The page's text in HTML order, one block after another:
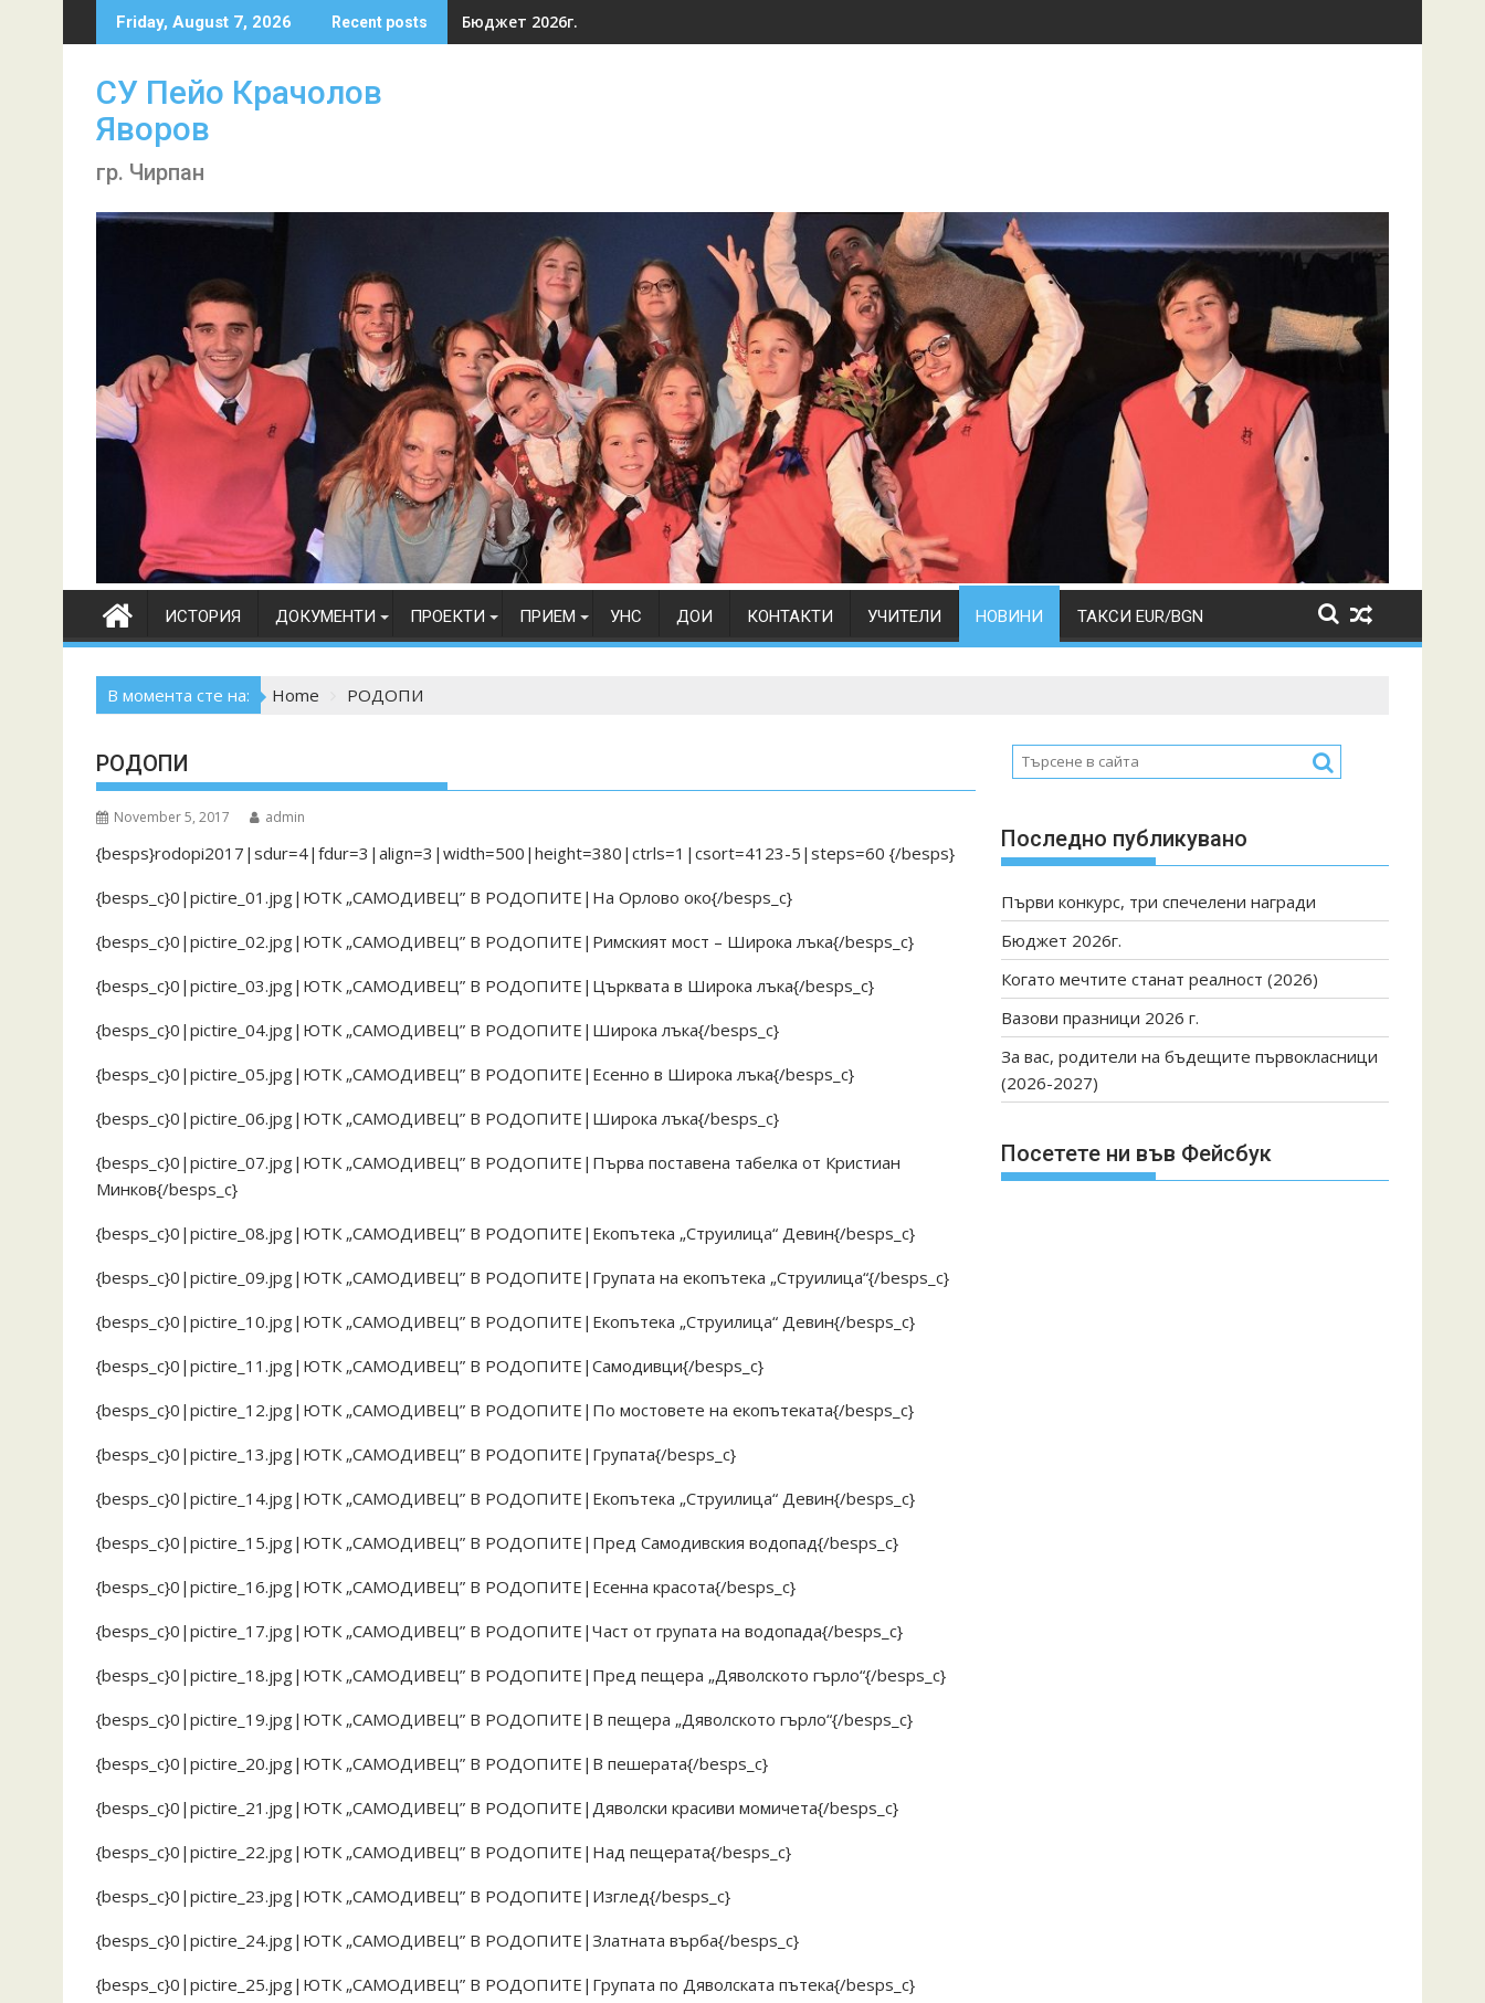
to
Friday, August 7, 2026 Recent posts Бюджет 2026г.
СУ Пейо Крачолов
Яворов
гр. Чирпан
ИСТОРИЯ ДОКУМЕНТИ ПРОЕКТИ ПРИЕМ УНС ДОИ КОНТАКТИ УЧИТЕЛИ НОВИНИ ТАКСИ EUR/BGN
В момента сте на: Home РОДОПИ
РОДОПИ
November 5, 2017 admin
{besps}rodopi2017|sdur=4|fdur=3|align=3|width=500|height=380|ctrls=1|csort=4123-5|steps=60 {/besps}
{besps_c}0|pictire_01.jpg|ЮТК „САМОДИВЕЦ” В РОДОПИТЕ|На Орлово око{/besps_c}
{besps_c}0|pictire_02.jpg|ЮТК „САМОДИВЕЦ” В РОДОПИТЕ|Римският мост – Широка лъка{/besps_c}
{besps_c}0|pictire_03.jpg|ЮТК „САМОДИВЕЦ” В РОДОПИТЕ|Църквата в Широка лъка{/besps_c}
{besps_c}0|pictire_04.jpg|ЮТК „САМОДИВЕЦ” В РОДОПИТЕ|Широка лъка{/besps_c}
{besps_c}0|pictire_05.jpg|ЮТК „САМОДИВЕЦ” В РОДОПИТЕ|Есенно в Широка лъка{/besps_c}
{besps_c}0|pictire_06.jpg|ЮТК „САМОДИВЕЦ” В РОДОПИТЕ|Широка лъка{/besps_c}
{besps_c}0|pictire_07.jpg|ЮТК „САМОДИВЕЦ” В РОДОПИТЕ|Първа поставена табелка от Кристиан
Минков{/besps_c}
{besps_c}0|pictire_08.jpg|ЮТК „САМОДИВЕЦ” В РОДОПИТЕ|Екопътека „Струилица“ Девин{/besps_c}
{besps_c}0|pictire_09.jpg|ЮТК „САМОДИВЕЦ” В РОДОПИТЕ|Групата на екопътека „Струилица“{/besps_c}
{besps_c}0|pictire_10.jpg|ЮТК „САМОДИВЕЦ” В РОДОПИТЕ|Екопътека „Струилица“ Девин{/besps_c}
{besps_c}0|pictire_11.jpg|ЮТК „САМОДИВЕЦ” В РОДОПИТЕ|Самодивци{/besps_c}
{besps_c}0|pictire_12.jpg|ЮТК „САМОДИВЕЦ” В РОДОПИТЕ|По мостовете на екопътеката{/besps_c}
{besps_c}0|pictire_13.jpg|ЮТК „САМОДИВЕЦ” В РОДОПИТЕ|Групата{/besps_c}
{besps_c}0|pictire_14.jpg|ЮТК „САМОДИВЕЦ” В РОДОПИТЕ|Екопътека „Струилица“ Девин{/besps_c}
{besps_c}0|pictire_15.jpg|ЮТК „САМОДИВЕЦ” В РОДОПИТЕ|Пред Самодивския водопад{/besps_c}
{besps_c}0|pictire_16.jpg|ЮТК „САМОДИВЕЦ” В РОДОПИТЕ|Есенна красота{/besps_c}
{besps_c}0|pictire_17.jpg|ЮТК „САМОДИВЕЦ” В РОДОПИТЕ|Част от групата на водопада{/besps_c}
{besps_c}0|pictire_18.jpg|ЮТК „САМОДИВЕЦ” В РОДОПИТЕ|Пред пещера „Дяволското гърло“{/besps_c}
{besps_c}0|pictire_19.jpg|ЮТК „САМОДИВЕЦ” В РОДОПИТЕ|В пещера „Дяволското гърло“{/besps_c}
{besps_c}0|pictire_20.jpg|ЮТК „САМОДИВЕЦ” В РОДОПИТЕ|В пешерата{/besps_c}
{besps_c}0|pictire_21.jpg|ЮТК „САМОДИВЕЦ” В РОДОПИТЕ|Дяволски красиви момичета{/besps_c}
{besps_c}0|pictire_22.jpg|ЮТК „САМОДИВЕЦ” В РОДОПИТЕ|Над пещерата{/besps_c}
{besps_c}0|pictire_23.jpg|ЮТК „САМОДИВЕЦ” В РОДОПИТЕ|Изглед{/besps_c}
{besps_c}0|pictire_24.jpg|ЮТК „САМОДИВЕЦ” В РОДОПИТЕ|Златната върба{/besps_c}
{besps_c}0|pictire_25.jpg|ЮТК „САМОДИВЕЦ” В РОДОПИТЕ|Групата по Дяволската пътека{/besps_c}
Последно публикувано
Първи конкурс, три спечелени награди
Бюджет 2026г.
Когато мечтите станат реалност (2026)
Вазови празници 2026 г.
За вас, родители на бъдещите първокласници
(2026-2027)
Посетете ни във Фейсбук